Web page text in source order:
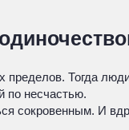
пределов. Тогда
по несчастью.
сокровенным. И